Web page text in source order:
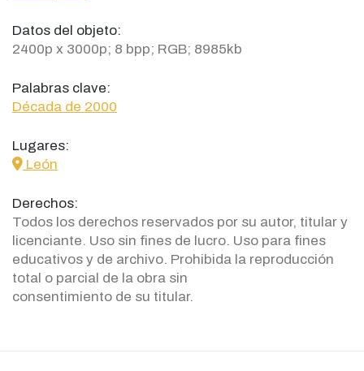
Datos del objeto:
2400p x 3000p; 8 bpp; RGB; 8985kb
Palabras clave:
Década de 2000
Lugares:
icon
León
Derechos:
Todos los derechos reservados por su autor, titular y
licenciante. Uso sin fines de lucro. Uso para fines
educativos y de archivo. Prohibida la reproducción
total o parcial de la obra sin
consentimiento de su titular.